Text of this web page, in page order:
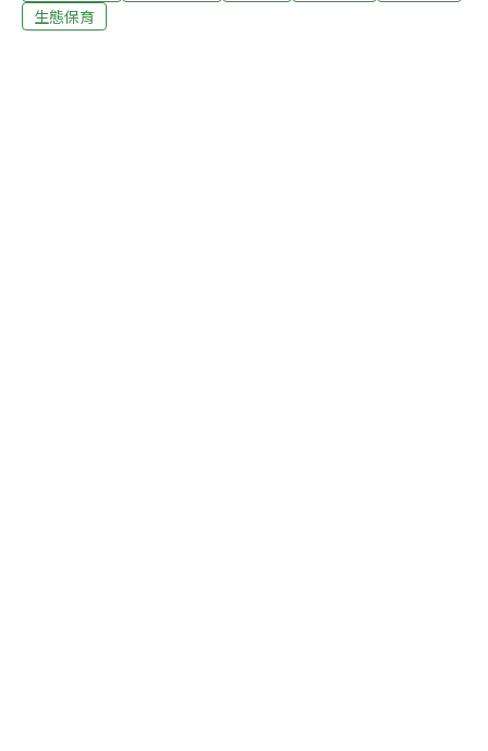
望重新恢復後龍溪的生態，讓縣民未來可以賞景、垂釣，
但不容許以網具捕撈魚蟹。 縣農業局表示，上星期接獲檢
生態保育